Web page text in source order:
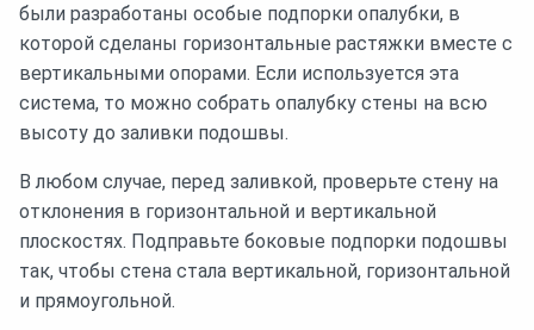
были разработаны особые подпорки опалубки, в
которой сделаны горизонтальные растяжки вместе с
вертикальными опорами. Если используется эта
система, то можно собрать опалубку стены на всю
высоту до заливки подошвы.
В любом случае, перед заливкой, проверьте стену на
отклонения в горизонтальной и вертикальной
плоскостях. Подправьте боковые подпорки подошвы
так, чтобы стена стала вертикальной, горизонтальной
и прямоугольной.